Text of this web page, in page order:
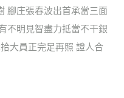
腳庄張春波出首承當三面
不明見智盡力抵當不干銀
大員正完足再照 證人合